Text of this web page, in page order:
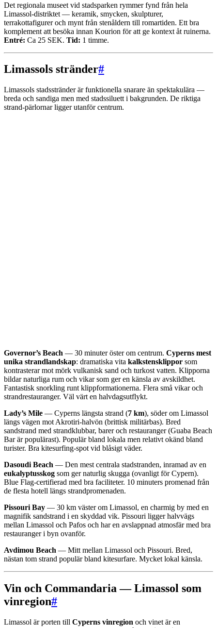
Det regionala museet vid stadsparken rymmer fynd från hela
Limassol-distriktet — keramik, smycken, skulpturer,
terrakottafigurer och mynt från stenåldern till romartiden. Ett bra
komplement att besöka innan Kourion för att ge kontext åt ruinerna.
Entré: Ca 25 SEK. Tid: 1 timme.
Limassols stränder#
Limassols stadsstränder är funktionella snarare än spektakulära —
breda och sandiga men med stadssiluett i bakgrunden. De riktiga
strand-pärlornar ligger utanför centrum.
Governor’s Beach — 30 minuter öster om centrum. Cyperns mest
unika strandlandskap: dramatiska vita kalkstensklippor som
kontrasterar mot mörk vulkanisk sand och turkost vatten. Klipporna
bildar naturliga rum och vikar som ger en känsla av avskildhet.
Fantastisk snorkling runt klippformationerna. Flera små vikar och
strandrestauranger. Väl värt en halvdagsutflykt.
Lady’s Mile — Cyperns längsta strand (7 km), söder om Limassol
längs vägen mot Akrotiri-halvön (brittisk militärbas). Bred
sandstrand med strandklubbar, barer och restauranger (Guaba Beach
Bar är populärast). Populär bland lokala men relativt okänd bland
turister. Bra kitesurfing-spot vid blåsigt väder.
Dasoudi Beach — Den mest centrala stadstranden, inramad av en
eukalyptusskog som ger naturlig skugga (ovanligt för Cypern).
Blue Flag-certifierad med bra faciliteter. 10 minuters promenad från
de flesta hotell längs strandpromenaden.
Pissouri Bay — 30 km väster om Limassol, en charmig by med en
magnifik sandstrand i en skyddad vik. Pissouri ligger halvvägs
mellan Limassol och Pafos och har en avslappnad atmosfär med bra
restauranger i byn ovanför.
Avdimou Beach — Mitt mellan Limassol och Pissouri. Bred,
nästan tom strand populär bland kitesurfare. Mycket lokal känsla.
Vin och Commandaria — Limassol som
vinregion#
Limassol är porten till Cyperns vinregion och vinet är en